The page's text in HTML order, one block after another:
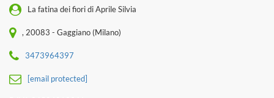
La fatina dei fiori di Aprile Silvia
, 20083 - Gaggiano (Milano)
3473964397
[email protected]